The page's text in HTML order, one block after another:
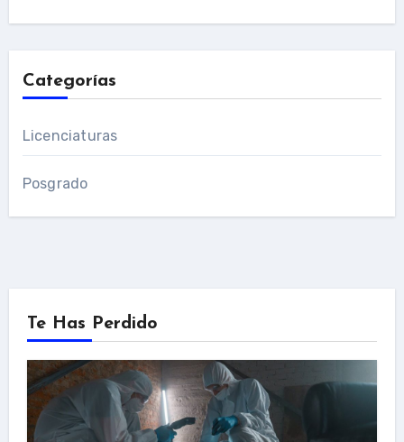
Categorías
Licenciaturas
Posgrado
Te Has Perdido